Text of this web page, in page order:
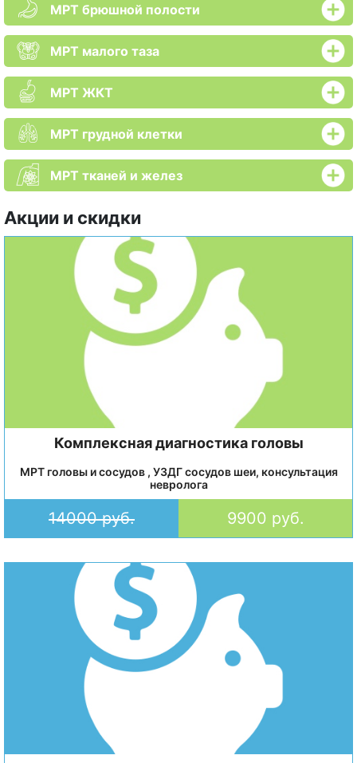
МРТ брюшной полости
МРТ малого таза
МРТ ЖКТ
МРТ грудной клетки
МРТ тканей и желез
Акции и скидки
Комплексная диагностика головы
МРТ головы и сосудов , УЗДГ сосудов шеи, консультация
невролога
14000 руб. 9900 руб.